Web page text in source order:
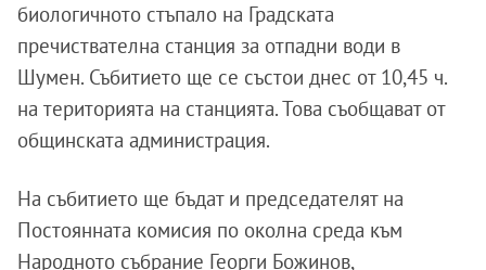
биологичното стъпало на Градската
пречиствателна станция за отпадни води в
Шумен. Събитието ще се състои днес от 10,45 ч.
на територията на станцията. Това съобщават от
общинската администрация.
На събитието ще бъдат и председателят на
Постоянната комисия по околна среда към
Народното събрание Георги Божинов,